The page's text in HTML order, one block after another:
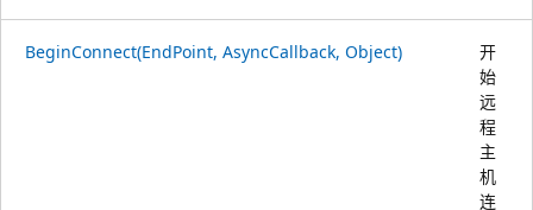
BeginConnect(EndPoint, AsyncCallback, Object)
开
始
远
程
主
机
连